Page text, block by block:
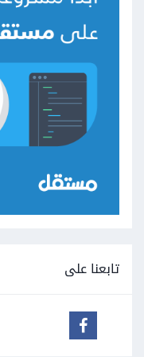
تابعنا على